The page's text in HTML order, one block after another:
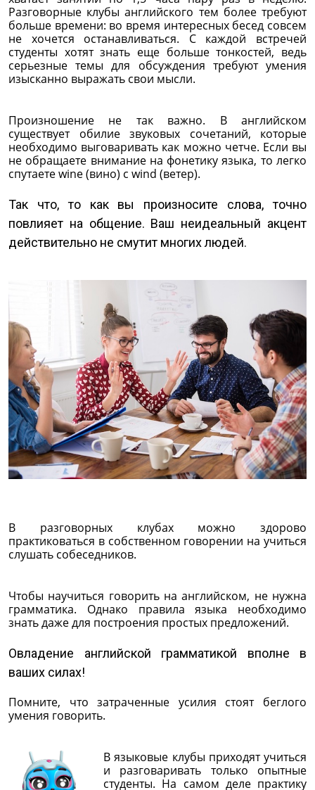
Разговорные клубы английского тем более требуют
больше времени: во время интересных бесед совсем
не хочется останавливаться. С каждой встречей
студенты хотят знать еще больше тонкостей, ведь
серьезные темы для обсуждения требуют умения
изысканно выражать свои мысли.
Произношение не так важно. В английском
существует обилие звуковых сочетаний, которые
необходимо выговаривать как можно четче. Если вы
не обращаете внимание на фонетику языка, то легко
спутаете wine (вино) с wind (ветер).
Так что, то как вы произносите слова, точно
повлияет на общение. Ваш неидеальный акцент
действительно не смутит многих людей.
В разговорных клубах можно здорово
практиковаться в собственном говорении на учиться
слушать собеседников.
Чтобы научиться говорить на английском, не нужна
грамматика. Однако правила языка необходимо
знать даже для построения простых предложений.
Овладение английской грамматикой вполне в
ваших силах!
Помните, что затраченные усилия стоят беглого
умения говорить.
В языковые клубы приходят учиться
и разговаривать только опытные
студенты. На самом деле практику